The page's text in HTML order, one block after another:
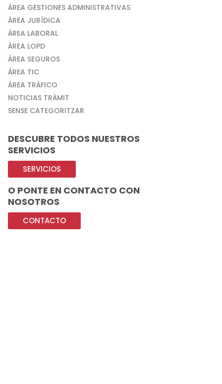
ÁREA GESTIONES ADMINISTRATIVAS
ÀREA JURÍDICA
ÁREA LABORAL
ÀREA LOPD
ÁREA SEGUROS
ÁREA TIC
ÁREA TRÁFICO
NOTICIAS TRÀMIT
SENSE CATEGORITZAR
DESCUBRE TODOS NUESTROS
SERVICIOS
SERVICIOS
O PONTE EN CONTACTO CON
NOSOTROS
CONTACTO